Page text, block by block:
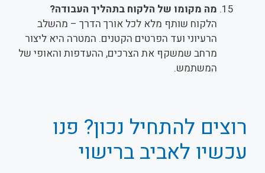
מה מקומו של הלקוח בתהליך העבודה?
הלקוח שותף מלא לכל אורך הדרך – מהשלב
הרעיוני ועד הפרטים הקטנים. המטרה היא ליצור
מרחב שמשקף את הצרכים, ההעדפות והאופי של
המשתמש.
רוצים להתחיל נכון? פנו
עכשיו לאביב ברישוי